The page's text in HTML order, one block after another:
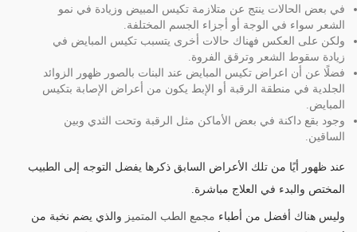
في بعض الحالات ينتج عن متلازمة تكيس المبيض وزيادة في نمو
الشعر سواء في الوجة أو أجزاء الجسم المختلفة.
ولكن على العكس فهناك حالات أخرى يتسبب تكيس المبايض في
زيادة سقوط الشعر وترقق الفروة.
فضلًا عن أن اعراض تكيس المبايض عند البنات بالصور ظهور الزوائد
الجلدية في منطقة الرقبة أو الإبط يكون من أعراض الإصابة بتكيس
المبايض.
وجود بقع داكنة في بعض الأماكن مثل الرقبة وتحت الثدي وبين
الساقين.
عند ظهور أيًا من تلك الأعراض السابق ذكرها يفضل التوجه إلى الطبيب
المختص والبدء في العلاج مباشرة.
وليس هناك أفضل من أطباء مجمع الطب المتميز والذي يضم نخبة من